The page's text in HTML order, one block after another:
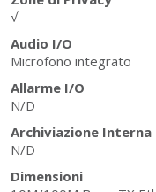
√
Audio I/O
Microfono integrato
Allarme I/O
N/D
Archiviazione Interna
N/D
Dimensioni